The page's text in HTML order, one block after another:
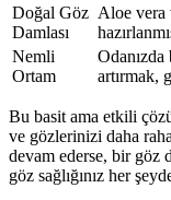
Doğal Göz
Damlası
Aloe vera
Nemli
Ortam
artırmak,
Bu basit ama etkili
ve gözlerinizi daha
devam ederse, bir göz
göz sağlığınız her